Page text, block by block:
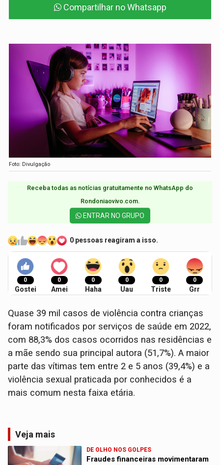
Compartilhar no Whatsapp
Foto: Divulgação
Receba todas as notícias gratuitamente no WhatsApp do
Rondoniaovivo.com.​
ENTRAR NO GRUPO
0 pessoas reagiram a isso.
0
Gostei
0
Amei
0
Haha
0
Uau
0
Triste
0
Grr
Quase 39 mil casos de violência contra crianças
foram notificados por serviços de saúde em 2022,
com 88,3% dos casos ocorridos nas residências e
a mãe sendo sua principal autora (51,7%). A maior
parte das vítimas tem entre 2 e 5 anos (39,4%) e a
violência sexual praticada por conhecidos é a
mais comum nesta faixa etária.
Veja mais
DE OLHO NOS GOLPES
Fraudes financeiras movimentaram